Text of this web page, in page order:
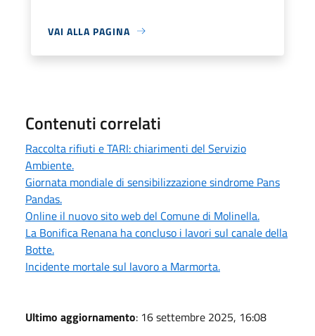
VAI ALLA PAGINA
Contenuti correlati
Raccolta rifiuti e TARI: chiarimenti del Servizio
Ambiente.
Giornata mondiale di sensibilizzazione sindrome Pans
Pandas.
Online il nuovo sito web del Comune di Molinella.
La Bonifica Renana ha concluso i lavori sul canale della
Botte.
Incidente mortale sul lavoro a Marmorta.
Ultimo aggiornamento: 16 settembre 2025, 16:08